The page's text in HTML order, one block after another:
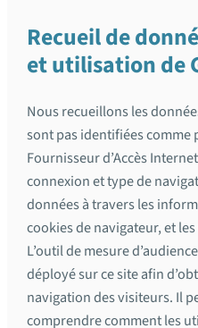
Recueil de
et utilisation de
Nous recueillons les
sont pas identifiées comme
Fournisseur d’Accès
connexion et type de
données à travers les
cookies de navigateur, et
L’outil de mesure
déployé sur ce site afin
navigation des visiteurs. Il
comprendre comment les